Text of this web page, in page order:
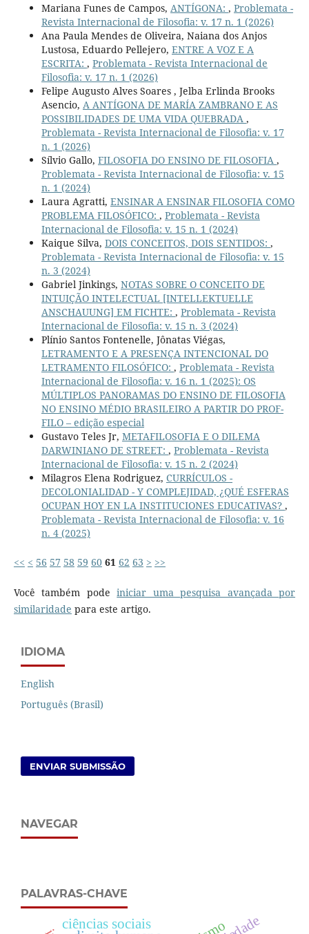
Mariana Funes de Campos, ANTÍGONA: , Problemata -
Revista Internacional de Filosofia: v. 17 n. 1 (2026)
Ana Paula Mendes de Oliveira, Naiana dos Anjos
Lustosa, Eduardo Pellejero, ENTRE A VOZ E A
ESCRITA: , Problemata - Revista Internacional de
Filosofia: v. 17 n. 1 (2026)
Felipe Augusto Alves Soares , Jelba Erlinda Brooks
Asencio, A ANTÍGONA DE MARÍA ZAMBRANO E AS
POSSIBILIDADES DE UMA VIDA QUEBRADA ,
Problemata - Revista Internacional de Filosofia: v. 17
n. 1 (2026)
Sílvio Gallo, FILOSOFIA DO ENSINO DE FILOSOFIA ,
Problemata - Revista Internacional de Filosofia: v. 15
n. 1 (2024)
Laura Agratti, ENSINAR A ENSINAR FILOSOFIA COMO
PROBLEMA FILOSÓFICO: , Problemata - Revista
Internacional de Filosofia: v. 15 n. 1 (2024)
Kaique Silva, DOIS CONCEITOS, DOIS SENTIDOS: ,
Problemata - Revista Internacional de Filosofia: v. 15
n. 3 (2024)
Gabriel Jinkings, NOTAS SOBRE O CONCEITO DE
INTUIÇÃO INTELECTUAL [INTELLEKTUELLE
ANSCHAUUNG] EM FICHTE: , Problemata - Revista
Internacional de Filosofia: v. 15 n. 3 (2024)
Plínio Santos Fontenelle, Jônatas Viégas,
LETRAMENTO E A PRESENÇA INTENCIONAL DO
LETRAMENTO FILOSÓFICO: , Problemata - Revista
Internacional de Filosofia: v. 16 n. 1 (2025): OS
MÚLTIPLOS PANORAMAS DO ENSINO DE FILOSOFIA
NO ENSINO MÉDIO BRASILEIRO A PARTIR DO PROF-
FILO – edição especial
Gustavo Teles Jr, METAFILOSOFIA E O DILEMA
DARWINIANO DE STREET: , Problemata - Revista
Internacional de Filosofia: v. 15 n. 2 (2024)
Milagros Elena Rodriguez, CURRÍCULOS -
DECOLONIALIDAD - Y COMPLEJIDAD, ¿QUÉ ESFERAS
OCUPAN HOY EN LA INSTITUCIONES EDUCATIVAS? ,
Problemata - Revista Internacional de Filosofia: v. 16
n. 4 (2025)
<< < 56 57 58 59 60 61 62 63 > >>
Você também podeiniciar uma pesquisa avançada por
similaridade para este artigo.
IDIOMA
English
Português (Brasil)
ENVIAR SUBMISSÃO
NAVEGAR
PALAVRAS-CHAVE
ciências sociais